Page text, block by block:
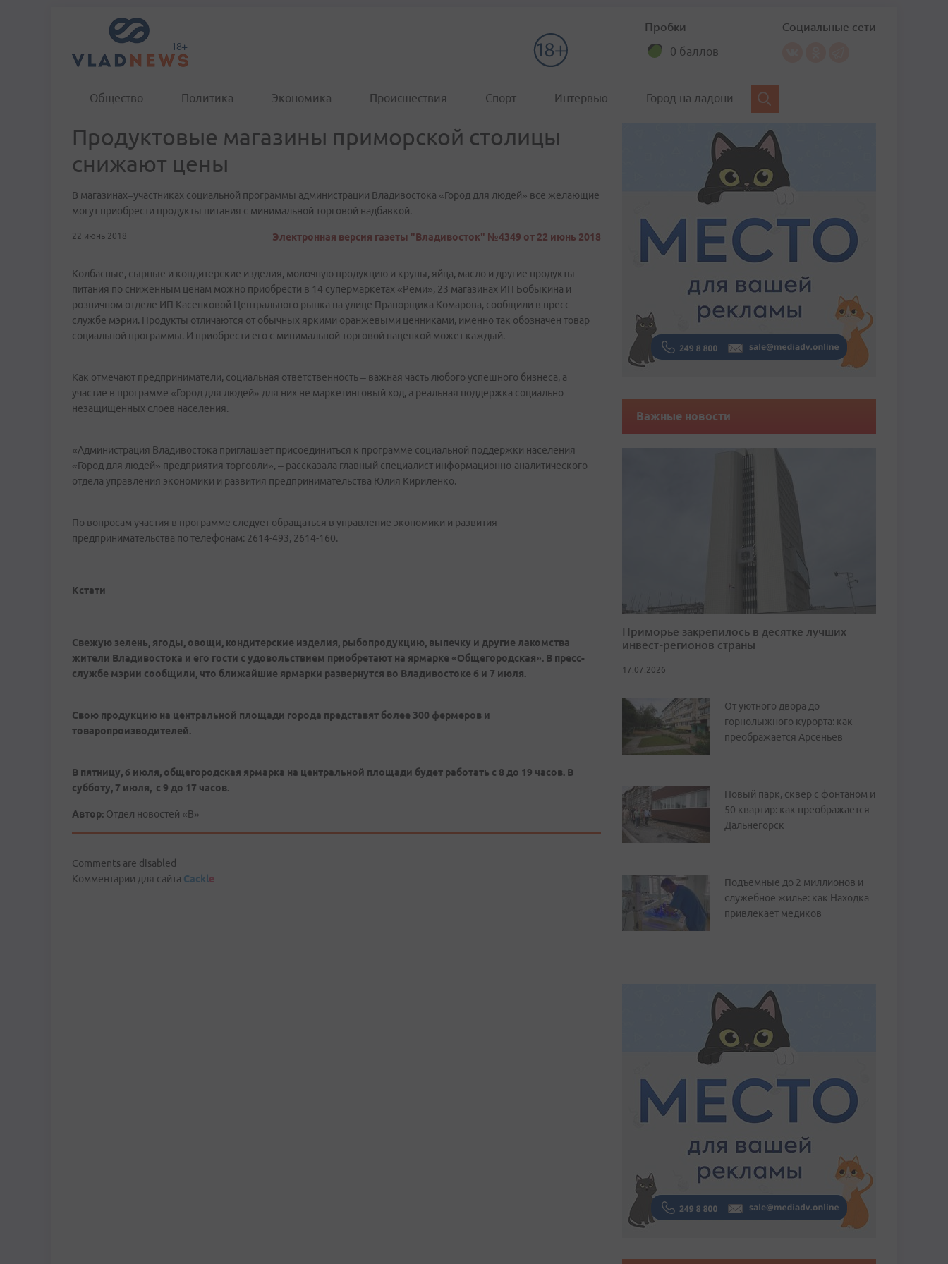
Пробки
0 баллов
Социальные сети
Общество Политика Экономика Происшествия Спорт Интервью Город на ладони
Продуктовые магазины приморской столицы
снижают цены
В магазинах–участниках социальной программы администрации Владивостока «Город для людей» все желающие
могут приобрести продукты питания с минимальной торговой надбавкой.
22 июнь 2018 Электронная версия газеты "Владивосток" №4349 от 22 июнь 2018
Колбасные, сырные и кондитерские изделия, молочную продукцию и крупы, яйца, масло и другие продукты
питания по сниженным ценам можно приобрести в 14 супермаркетах «Реми», 23 магазинах ИП Бобыкина и
розничном отделе ИП Касенковой Центрального рынка на улице Прапорщика Комарова, сообщили в пресс-
службе мэрии. Продукты отличаются от обычных яркими оранжевыми ценниками, именно так обозначен товар
социальной программы. И приобрести его с минимальной торговой наценкой может каждый.
Как отмечают предприниматели, социальная ответственность – важная часть любого успешного бизнеса, а
участие в программе «Город для людей» для них не маркетинговый ход, а реальная поддержка социально
незащищенных слоев населения.
«Администрация Владивостока приглашает присоединиться к программе социальной поддержки населения
«Город для людей» предприятия торговли», – рассказала главный специалист информационно-аналитического
отдела управления экономики и развития предпринимательства Юлия Кириленко.
По вопросам участия в программе следует обращаться в управление экономики и развития
предпринимательства по телефонам: 2614-493, 2614-160.
Кстати
Свежую зелень, ягоды, овощи, кондитерские изделия, рыбопродукцию, выпечку и другие лакомства
жители Владивостока и его гости с удовольствием приобретают на ярмарке «Общегородская». В пресс-
службе мэрии сообщили, что ближайшие ярмарки развернутся во Владивостоке 6 и 7 июля.
Свою продукцию на центральной площади города представят более 300 фермеров и
товаропроизводителей.
В пятницу, 6 июля, общегородская ярмарка на центральной площади будет работать с 8 до 19 часов. В
субботу, 7 июля, с 9 до 17 часов.
Автор: Отдел новостей «В»
Comments are disabled
Комментарии для сайта Cackle
Важные новости
Приморье закрепилось в десятке лучших
инвест-регионов страны
17.07.2026
От уютного двора до
горнолыжного курорта: как
преображается Арсеньев
Новый парк, сквер с фонтаном и
50 квартир: как преображается
Дальнегорск
Подъемные до 2 миллионов и
служебное жилье: как Находка
привлекает медиков